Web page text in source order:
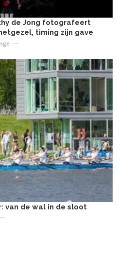
de Jong fotografeert
timing zijn gave
van de wal in de sloot